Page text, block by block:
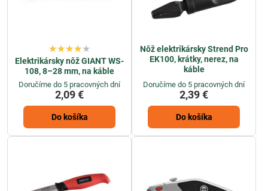
Elektrikársky nôž GIANT WS-
108, 8–28 mm, na káble
Doručíme do 5 pracovných dní
2,09 €
Do košíka
Nôž elektrikársky Strend Pro
EK100, krátky, nerez, na
káble
Doručíme do 5 pracovných dní
2,39 €
Do košíka